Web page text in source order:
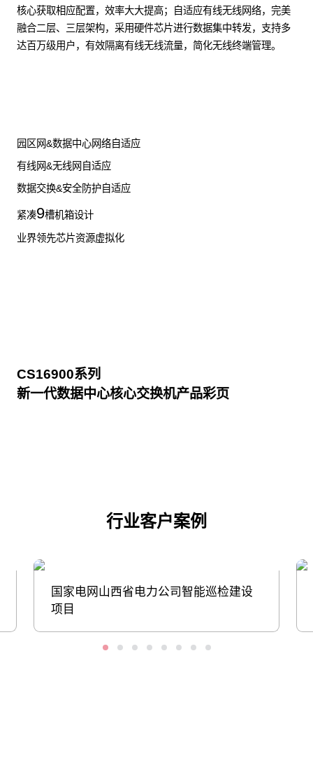
核心获取相应配置，效率大大提高；自适应有线无线网络，完美
融合二层、三层架构，采用硬件芯片进行数据集中转发，支持多
达百万级用户，有效隔离有线无线流量，简化无线终端管理。
园区网&数据中心网络自适应
有线网&无线网自适应
数据交换&安全防护自适应
紧凑9槽机箱设计
业界领先芯片资源虚拟化
CS16900系列
新一代数据中心核心交换机产品彩页
行业客户案例
国家电网山西省电力公司智能巡检建设
项目